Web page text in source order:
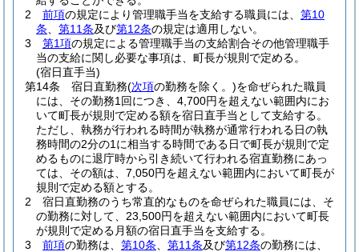
2
前項の規定により管理職手当を支給する職員には、 第10
条
第11条及び第12条の規定は適用しない。
3
第1項の規定による管理職手当の支給割合その他管理職手
当の支給に関し必要な事項は、町長が規則で定める。
(宿日直手当)
第14条
宿日直勤務(次項の勤務を除く。)を命ぜられた職員
には、その勤務1回につき、4,700円を超えない範囲内にお
いて町長が規則で定める額を宿日直手当として支給する。
ただし、執務が行われる時間が執務が通常行われる日の執
務時間の2分の1に相当する時間である日で町長が規則で定
めるものに退庁時から引き続いて行われる宿直勤務にあっ
ては、その額は、7,050円を超えない範囲内において町長が
規則で定める額とする。
2
宿日直勤務のうち常直的なものを命ぜられた職員には、そ
の勤務に対して、23,500円を超えない範囲内において町長
が規則で定める月額の宿日直手当を支給する。
3
前項の勤務は、 第10条 第11条及び第12条の勤務には、